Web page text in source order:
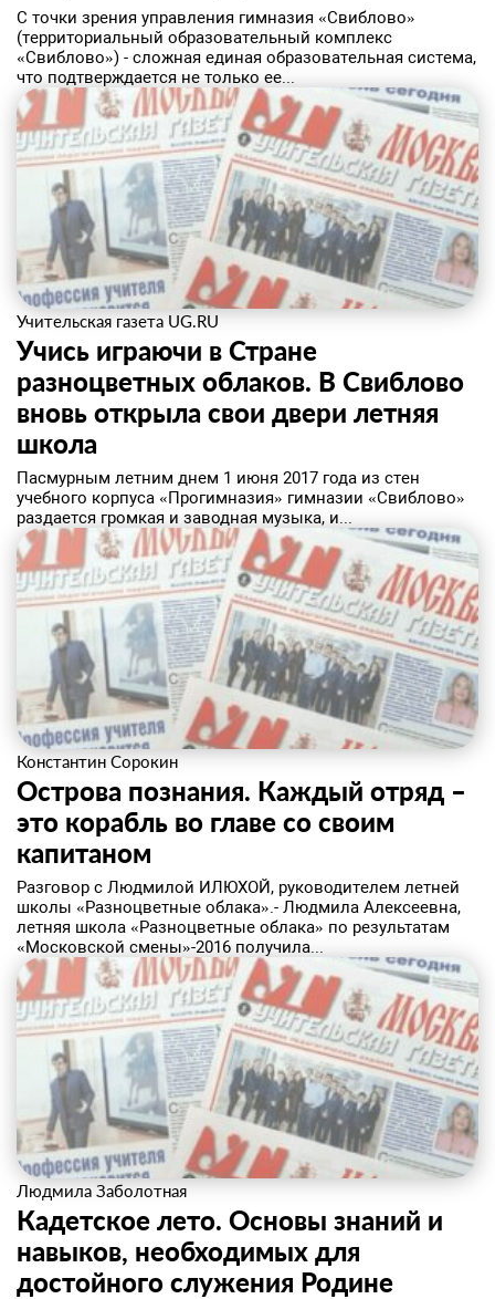
​С точки зрения управления гимназия «Свиблово»
(территориальный образовательный комплекс
«Свиблово») - сложная единая образовательная система,
что подтверждается не только ее...
Учительская газета UG.RU
Учись играючи в Стране
разноцветных облаков. В Свиблово
вновь открыла свои двери летняя
школа
Пасмурным летним днем 1 июня 2017 года из стен
учебного корпуса «Прогимназия» гимназии «Свиблово»
раздается громкая и заводная музыка, и...
Константин Сорокин
​Острова познания. Каждый отряд –
это корабль во главе со своим
капитаном
Разговор с Людмилой ИЛЮХОЙ, руководителем летней
школы «Разноцветные облака».- Людмила Алексеевна,
летняя школа «Разноцветные облака» по результатам
«Московской смены»-2016 получила...
Людмила Заболотная
Кадетское лето. Основы знаний и
навыков, необходимых для
достойного служения Родине